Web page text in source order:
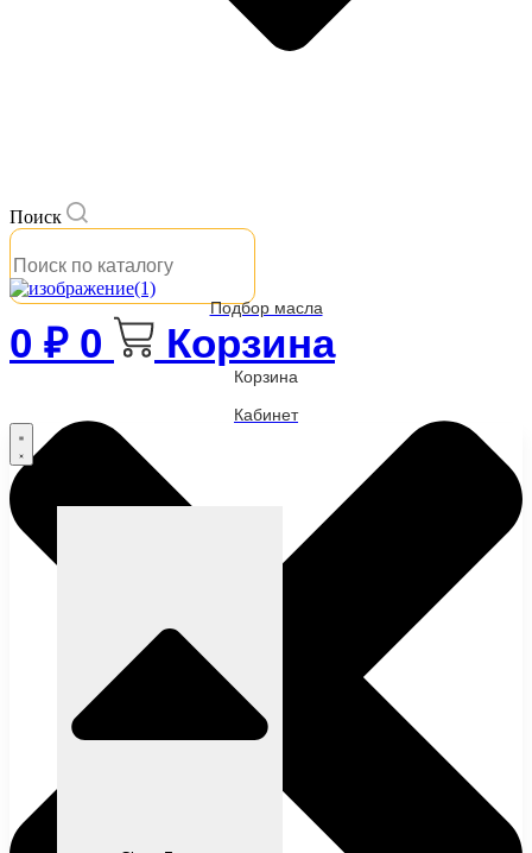
Поиск
Подбор масла
0 ₽ 0 Корзина
Корзина
Кабинет